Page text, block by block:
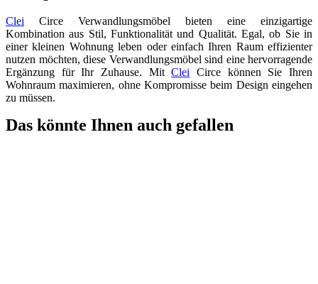
Clei Circe Verwandlungsmöbel bieten eine einzigartige
Kombination aus Stil, Funktionalität und Qualität. Egal, ob Sie in
einer kleinen Wohnung leben oder einfach Ihren Raum effizienter
nutzen möchten, diese Verwandlungsmöbel sind eine hervorragende
Ergänzung für Ihr Zuhause. MitClei Circe können Sie Ihren
Wohnraum maximieren, ohne Kompromisse beim Design eingehen
zu müssen.
Das könnte Ihnen auch gefallen